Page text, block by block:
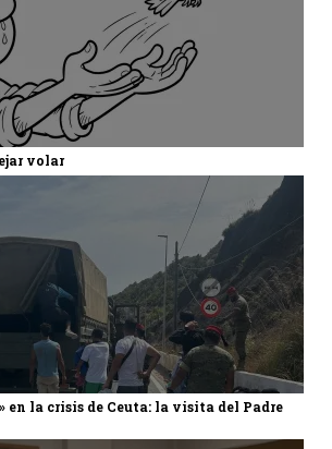
volar
en la crisis de Ceuta: la visita del Padre